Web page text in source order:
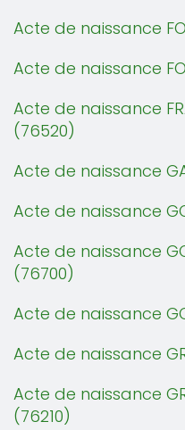
Acte de naissance
Acte de naissance
Acte de naissance
(76520)
Acte de naissance
Acte de naissance
Acte de naissance
(76700)
Acte de naissance
Acte de naissance
Acte de naissance
(76210)